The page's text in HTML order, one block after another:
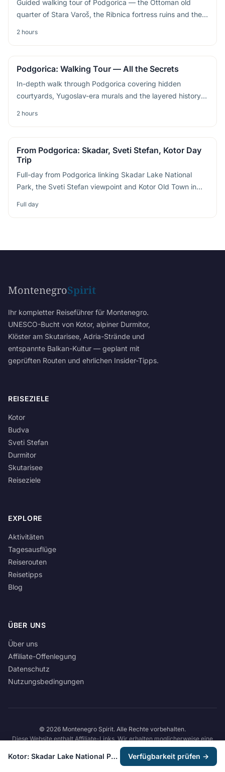
Guided walking tour of Podgorica — the Ottoman old
quarter of Stara Varoš, the Ribnica fortress ruins and the
2 hours
Podgorica: Walking Tour — All the Secrets
In-depth walk through Podgorica covering hidden
courtyards, Yugoslav-era murals and the layered history
2 hours
From Podgorica: Skadar, Sveti Stefan, Kotor Day
Trip
Full-day from Podgorica linking Skadar Lake National
Park, the Sveti Stefan viewpoint and Kotor Old Town in
Full day
Kotor: Skadar Lake National Park with Wine Tasting Verfügbarkeit prüfen →
MontenegroSpirit
Ihr kompletter Reiseführer für Montenegro.
UNESCO-Bucht von Kotor, alpiner Durmitor,
Klöster am Skutarisee, Adria-Strände und
entspannte Balkan-Kultur — geplant mit
geprüften Routen und ehrlichen Insider-Tipps.
REISEZIELE
Kotor
Budva
Sveti Stefan
Durmitor
Skutarisee
Reiseziele
EXPLORE
Aktivitäten
Tagesausflüge
Reiserouten
Reisetipps
Blog
ÜBER UNS
Über uns
Affiliate-Offenlegung
Datenschutz
Nutzungsbedingungen
© 2026 Montenegro Spirit. Alle Rechte vorbehalten.
Diese Website enthalt Affiliate-Links. Wir erhalten moglicherweise eine
Provision ohne zusatzliche Kosten fur Sie.Unsere Affiliate-Offenlegung
lesen